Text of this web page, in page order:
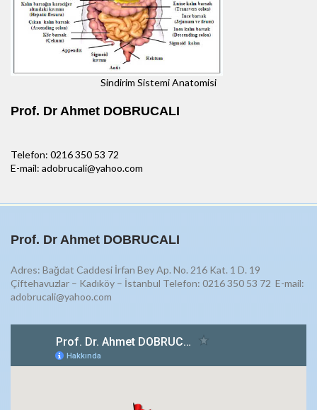
Sindirim Sistemi Anatomisi
Prof. Dr Ahmet DOBRUCALI
Telefon: 0216 350 53 72
E-mail: adobrucali@yahoo.com
Prof. Dr Ahmet DOBRUCALI
Adres: Bağdat Caddesi İrfan Bey Ap. No. 216 Kat. 1 D. 19
Çiftehavuzlar – Kadıköy – İstanbul Telefon: 0216 350 53 72 E-mail:
adobrucali@yahoo.com